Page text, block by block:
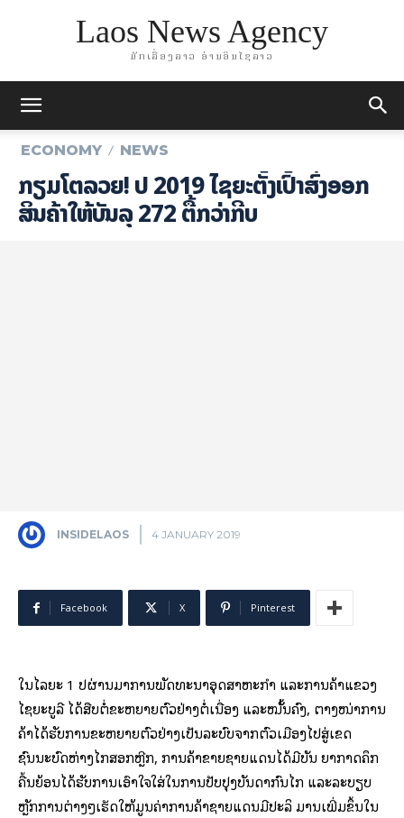
Laos News Agency
ມັກເລື່ອງລາວ ອ່ານອິນໄຊລາວ
ECONOMY NEWS
ກຽມ​​ໂຕລວຍ! ​ປີ 2019 ໄຊຍະຕັ້ງເປົ້າສົ່ງອອກ
ສິນຄ້າໃຫ້ບັນລຸ 272 ຕື້ກວ່າກີບ
INSIDELAOS 4 JANUARY 2019
Facebook X Pinterest
ໃນໄລຍະ 1 ປີຜ່ານມາການພັດທະນາອຸດສາຫະກຳ ແລະການຄ້າແຂວງ
ໄຊຍະບູລີ ໄດ້ສືບຕໍ່ຂະຫຍາຍຕົວຢ່າງຕໍ່ເນື່ອງ ແລະໝັ້ັ້ນຄົງ, ຕາງໜ່າການ
ຄ້າໄດ້ຮັບການຂະຫຍາຍຕົວຢ່າງເປັນລະບົບຈາກຕົວເມືອງໄປສູ່ເຂດ
ຊົນນະບົດຫ່າງໄກສອກຫຼີກ, ການຄ້າຂາຍຊາຍແດນໄດ້ມີບັນ ຍາກາດຄຶກ
ຄື້ນຍ້ອນໄດ້ຮັບການເອົາໃຈໃສ່ໃນການປັບປຸງບັນດາກົນໄກ ແລະລະບຽບ
ຫຼັກການຕ່າງໆເຮັດໃຫ້ມູນຄ່າການຄ້າຊາຍແດນມີປະລິ ມານເພີ່ມຂຶ້ນໃນ